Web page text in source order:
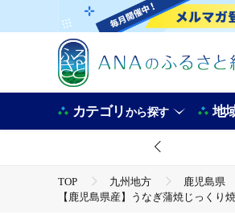
カテゴリから探す 地
TOP 九州地方 鹿児島県
【鹿児島県産】うなぎ蒲焼じっくり